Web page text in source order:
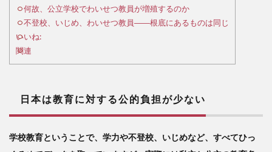
する
公的
が少
ない
故、
公立
でわ
何故、公立学校でわいせつ教員が増殖するのか
不登校、いじめ、わいせつ教員――根底にあるものは同じ
いいね:
関連
日本は教育に対する公的負担が少ない
学校教育ということで、学力や不登校、いじめなど、すべてひっ